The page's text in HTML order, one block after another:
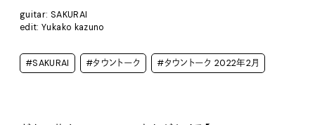
guitar: SAKURAI
edit: Yukako kazuno
#SAKURAI #タウントーク #タウントーク 2022年2月